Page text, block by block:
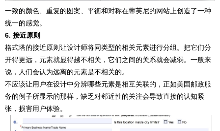
一致的颜色、重复的图案、平衡和对称在蒂芙尼的网站上创造了一种
统一的感觉。
6. 接近原则
格式塔的接近原则让设计师将同类型的相关元素进行分组。把它们分
开得更远，元素就显得越不相关，它们之间的关系就会减弱。一般来
说，人们会认为远离的元素是不相关的。
不应该让用户在设计中分辨哪些元素是相互关联的，正如美国邮政服
务的例子所显示的那样，缺乏对邻近性的关注会导致直接的认知紧
张，损害用户体验。